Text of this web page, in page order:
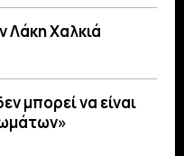
Λάκη Χαλκιά
μπορεί να είναι